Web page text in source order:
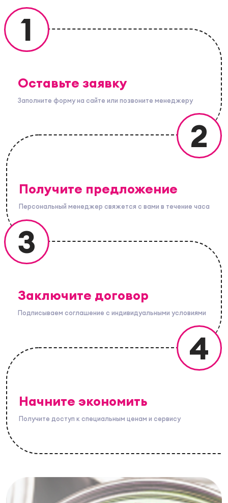
1
Оставьте заявку
Заполните форму на сайте или позвоните менеджеру
2
Получите предложение
Персональный менеджер свяжется с вами в течение часа
3
Заключите договор
Подписываем соглашение с индивидуальными условиями
4
Начните экономить
Получите доступ к специальным ценам и сервису